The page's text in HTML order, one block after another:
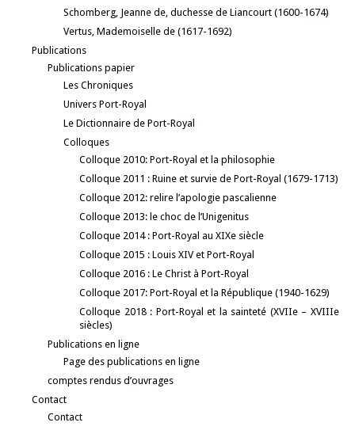
Schomberg, Jeanne de, duchesse de Liancourt (1600-1674)
Vertus, Mademoiselle de (1617-1692)
Publications
Publications papier
Les Chroniques
Univers Port-Royal
Le Dictionnaire de Port-Royal
Colloques
Colloque 2010: Port-Royal et la philosophie
Colloque 2011 : Ruine et survie de Port-Royal (1679-1713)
Colloque 2012: relire l’apologie pascalienne
Colloque 2013: le choc de l’Unigenitus
Colloque 2014 : Port-Royal au XIXe siècle
Colloque 2015 : Louis XIV et Port-Royal
Colloque 2016 : Le Christ à Port-Royal
Colloque 2017: Port-Royal et la République (1940-1629)
Colloque 2018 : Port-Royal et la sainteté (XVIIe – XVIIIe
siècles)
Publications en ligne
Page des publications en ligne
comptes rendus d’ouvrages
Contact
Contact